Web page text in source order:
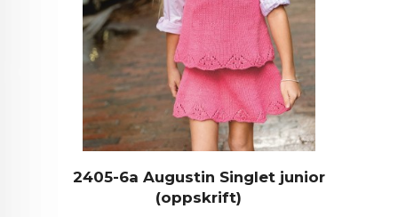
2405-6a Augustin Singlet junior
(oppskrift)